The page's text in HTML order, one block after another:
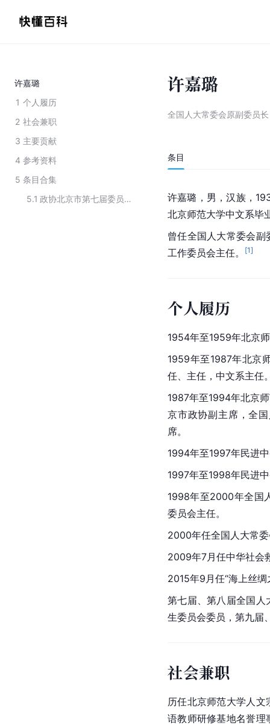
许嘉璐
1 个人履历
2 社会兼职
3 主要贡献
4 参考资料
5 条目合集
5.1
政协北京市第七届委员会副主席名单
许嘉璐
全国人大常委会原副委员
条目
许嘉璐，男，汉族，
北京师范大学中文系毕
曾任全国人大常委会
工作委员会主任。
[1]
个人履历
1954年至1959年北京
1959年至1987年北京
任、主任，中文系主任
1987年至1994年北京
京市政协副主席，全
席。
1994年至1997年民进
1997年至1998年民进
1998年至2000年全国
委员会主任。
2000年任全国人大常
2009年7月任中华社会
2015年9月任“海上丝
第七届、第八届全国人
生委员会委员，第九届
社会兼职
历任北京师范大学人
语教师研修基地名誉理